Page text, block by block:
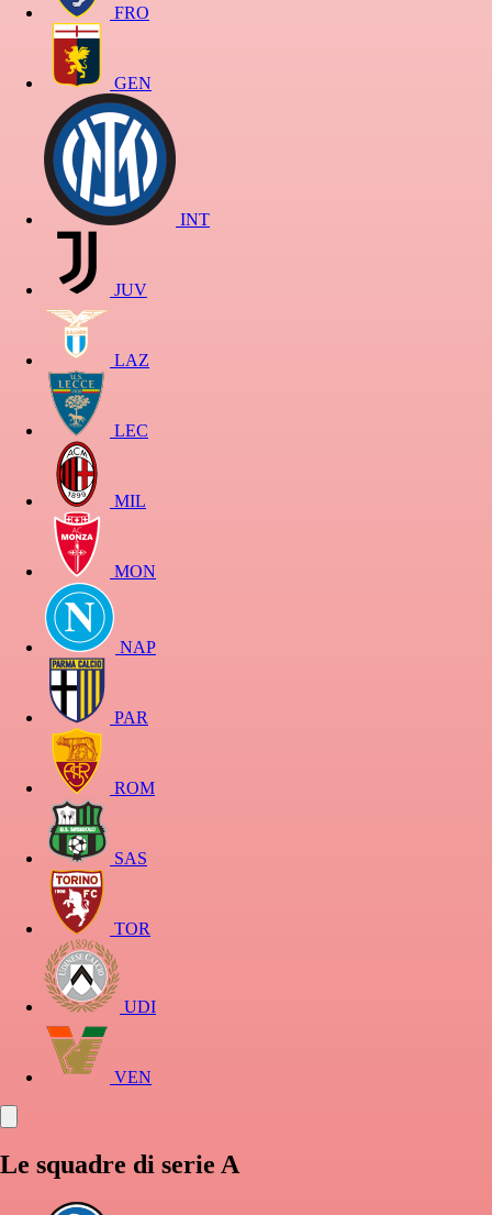
FRO
GEN
INT
JUV
LAZ
LEC
MIL
MON
NAP
PAR
ROM
SAS
TOR
UDI
VEN
Le squadre di serie A